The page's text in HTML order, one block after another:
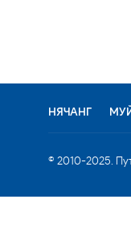
НЯЧАНГ
© 2010-2025.